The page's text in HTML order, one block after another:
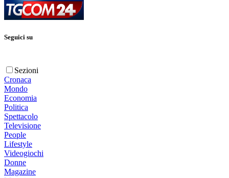
Seguici su
Sezioni
Cronaca
Mondo
Economia
Politica
Spettacolo
Televisione
People
Lifestyle
Videogiochi
Donne
Magazine